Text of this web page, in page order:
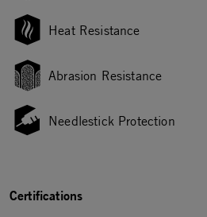
Heat Resistance
Abrasion Resistance
Needlestick Protection
Certifications